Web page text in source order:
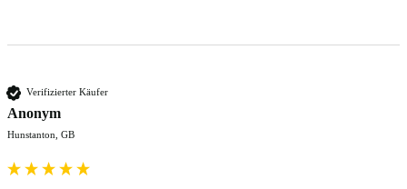
Verifizierter Käufer
Anonym
Hunstanton, GB